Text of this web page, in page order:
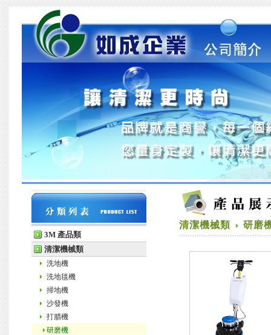
3M 產品類
清潔機械類
洗地機
洗地毯機
掃地機
沙發機
打腊機
研磨機
清潔機械類 研磨